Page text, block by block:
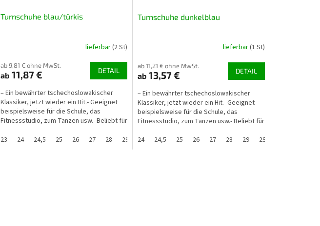
29 29,5 30 31 32 33 33,5 36 37 37,5
Turnschuhe blau/türkis
lieferbar(2 St)
ab 9,81 € ohne MwSt.
ab 11,87 € DETAIL
– Ein bewährter tschechoslowakischer
Klassiker, jetzt wieder ein Hit.- Geeignet
beispielsweise für die Schule, das
Fitnessstudio, zum Tanzen usw.- Beliebt für
23
24 24,5 25 26 27 28 29 29,5 30 31 32 33 33,5 35
Turnschuhe dunkelblau
lieferbar(1 St)
ab 11,21 € ohne MwSt.
ab 13,57 € DETAIL
– Ein bewährter tschechoslowakischer
Klassiker, jetzt wieder ein Hit.- Geeignet
beispielsweise für die Schule, das
Fitnessstudio, zum Tanzen usw.- Beliebt für
24
24,5 25 26 27 28 29 29,5